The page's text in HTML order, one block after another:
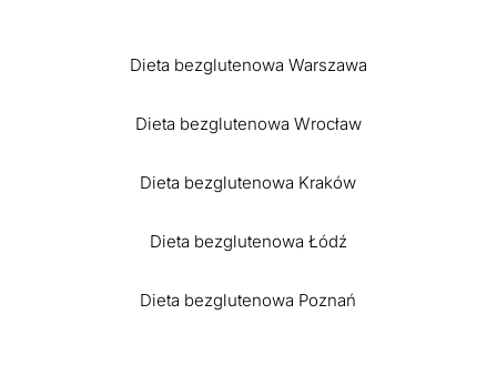
Dieta bezglutenowa Warszawa
Dieta bezglutenowa Wrocław
Dieta bezglutenowa Kraków
Dieta bezglutenowa Łódź
Dieta bezglutenowa Poznań